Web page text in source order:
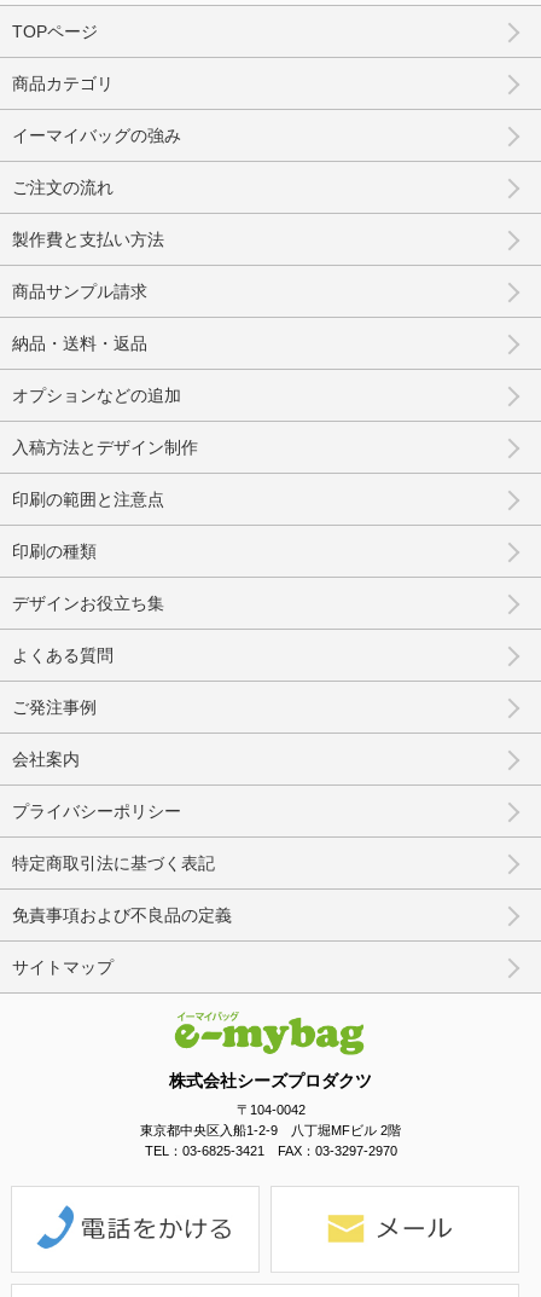
株式会社シーズプロダクツ
〒104-0042
東京都中央区入船1-2-9 八丁堀MFビル 2階
TEL：03-6825-3421 FAX：03-3297-2970
TOPページ
商品カテゴリ
イーマイバッグの強み
ご注文の流れ
製作費と支払い方法
商品サンプル請求
納品・送料・返品
オプションなどの追加
入稿方法とデザイン制作
印刷の範囲と注意点
印刷の種類
デザインお役立ち集
よくある質問
ご発注事例
会社案内
プライバシーポリシー
特定商取引法に基づく表記
免責事項および不良品の定義
サイトマップ